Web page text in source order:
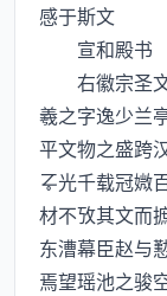
感于斯文
宣和殿书
右徽宗圣文
羲之字逸少兰
平文物之盛跨
光千载冠媺
材不攷其文而
东漕幕臣赵与
焉望瑶池之骏